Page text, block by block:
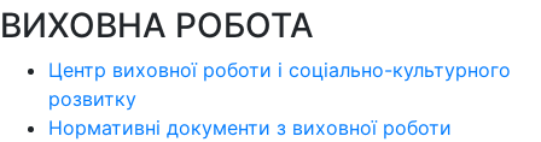
ВИХОВНА РОБОТА
Центр виховної роботи і соціально-культурного
розвитку
Нормативні документи з виховної роботи